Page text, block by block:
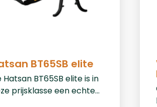
BT65SB elite
Hatsan BT65SB elite is in
prijsklasse een echte